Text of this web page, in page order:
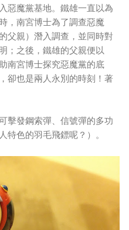
惡魔黨基地。鐵雄一直以為
，南宮博士為了調查惡魔
父親）潛入調查，並同時對
；之後，鐵雄的父親便以
南宮博士探究惡魔黨的底
卻也是兩人永別的時刻！著
擊發鋼索彈、信號彈的多功
特色的羽毛飛鏢呢？）。